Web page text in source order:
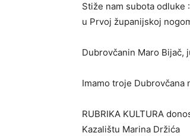
Stiže nam subota
u Prvoj županijskoj
Dubrovčanin Maro Bijač,
Imamo troje Dubrovčana
RUBRIKA KULTURA
Kazalištu Marina Držića